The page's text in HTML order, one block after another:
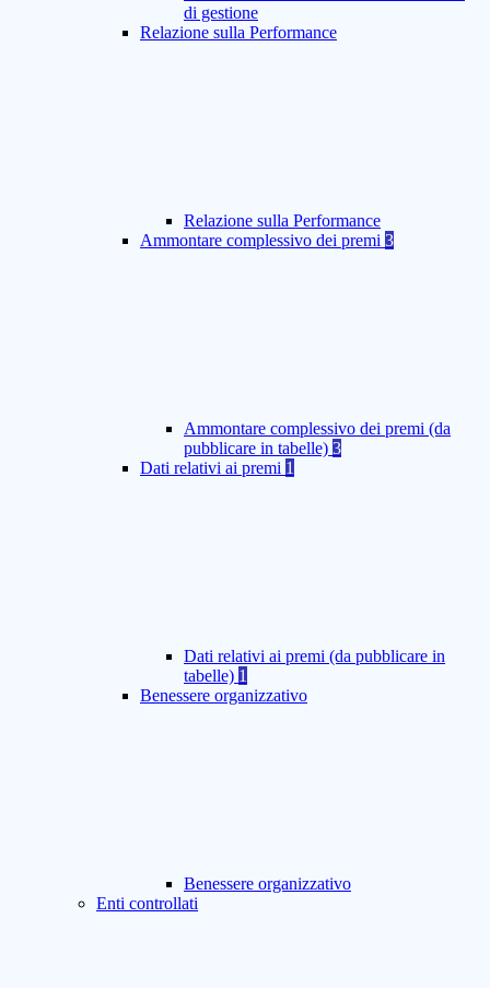
di gestione
Relazione sulla Performance
Relazione sulla Performance
Ammontare complessivo dei premi 3
Ammontare complessivo dei premi (da
pubblicare in tabelle) 3
Dati relativi ai premi 1
Dati relativi ai premi (da pubblicare in
tabelle) 1
Benessere organizzativo
Benessere organizzativo
Enti controllati